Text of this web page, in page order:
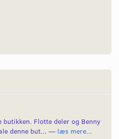
butikken. Flotte deler og Benny
denne but... — læs mere...